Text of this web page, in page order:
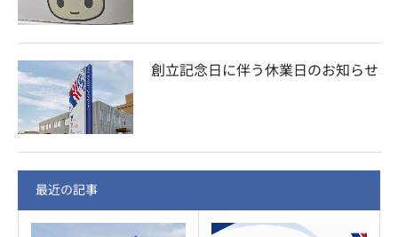
創立記念日に伴う休業日のお知らせ
最近の記事